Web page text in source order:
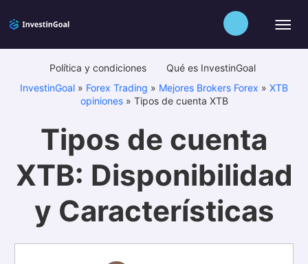
Política y condiciones
Qué es InvestinGoal
InvestinGoal » Forex Trading » Mejores Brokers Forex » XTB
opiniones» Tipos de cuenta XTB
Tipos de cuenta
XTB: Disponibilidad
y Características